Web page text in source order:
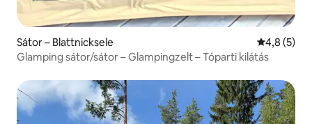
Sátor – Blattnicksele Átlagos
4,8 (5)
Glamping sátor/sátor – Glampingzelt – Tóparti kilátás